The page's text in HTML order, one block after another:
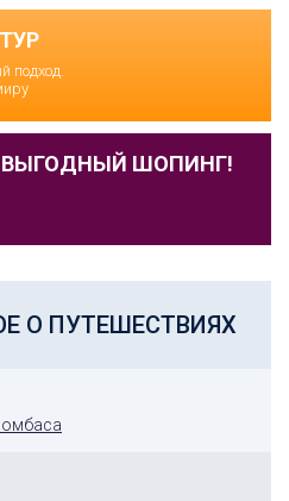
подход.
ШОПИНГ!
О ПУТЕШЕСТВИЯХ